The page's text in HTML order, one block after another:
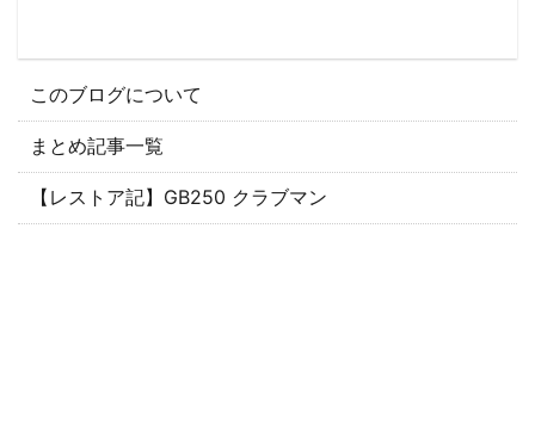
このブログについて
まとめ記事一覧
【レストア記】GB250 クラブマン